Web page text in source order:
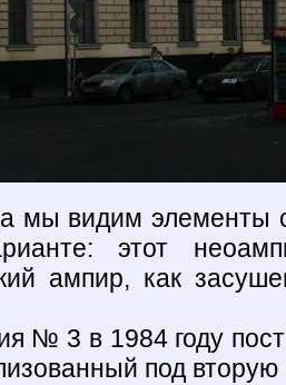
мы видим элементы
этот
ампир, как
№ 3 в 1984 году
под вторую